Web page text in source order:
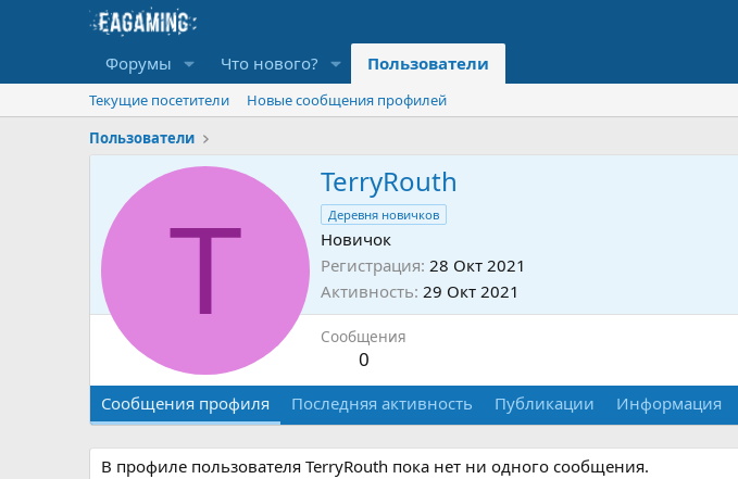
Форумы Что нового? Пользователи
Текущие посетители
Новые сообщения профилей
Пользователи
T
TerryRouth
Деревня новичков
Новичок
Регистрация 28 Окт 2021
Активность 29 Окт 2021
Сообщения
0
Сообщения профиля Последняя активность Публикации Информация
В профиле пользователя TerryRouth пока нет ни одного сообщения.